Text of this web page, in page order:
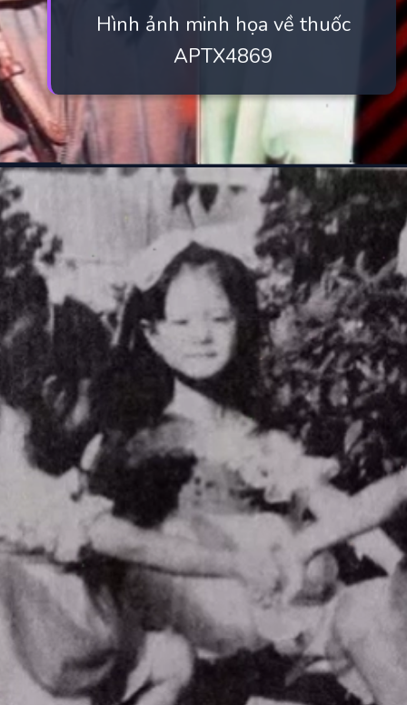
Hình ảnh minh họa về thuốc
APTX4869
https://manhua.edu.vn/haibara-ai-bao-nhieu-tuoi